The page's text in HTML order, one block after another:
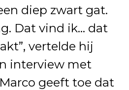
diep zwart gat.
Dat vind ik… dat
vertelde hij
interview met
geeft toe dat